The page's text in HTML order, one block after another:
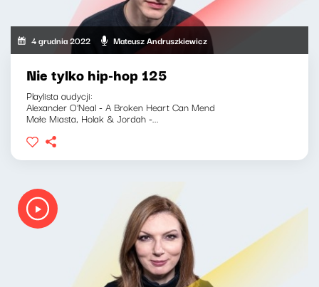
4 grudnia 2022 Mateusz Andruszkiewicz
Nie tylko hip-hop 125
Playlista audycji:
Alexander O'Neal - A Broken Heart Can Mend
Małe Miasta, Holak & Jordah -...